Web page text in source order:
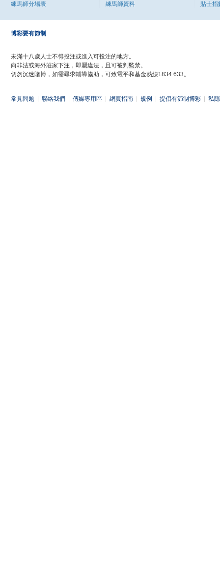
練馬師分場表
練馬師資料
貼士指
博彩要有節制
未滿十八歲人士不得投注或進入可投注的地方。
向非法或海外莊家下注，即屬違法，且可被判監禁。
切勿沉迷賭博，如需尋求輔導協助，可致電平和基金熱線1834 633。
常見問題 聯絡我們 傳媒專用區 網頁指南 規例 提倡有節制博彩 私